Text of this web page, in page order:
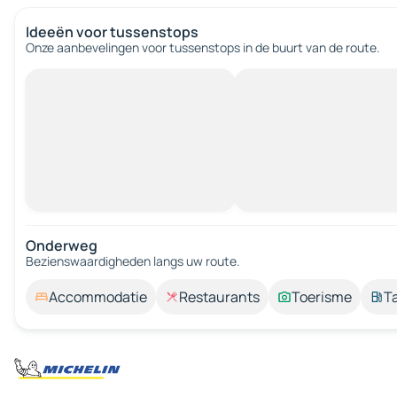
Ideeën voor tussenstops
Onze aanbevelingen voor tussenstops in de buurt van de route.
Onderweg
Bezienswaardigheden langs uw route.
Accommodatie Restaurants Toerisme